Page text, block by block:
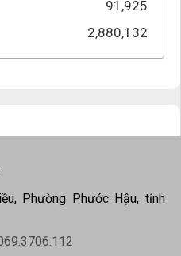
91,925
2,880,132
Phường Phước Hậu, tỉnh